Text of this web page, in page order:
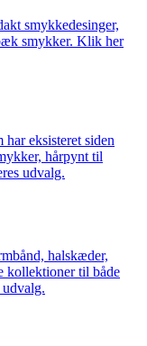
smykkedesinger,
smykker. Klik her
har eksisteret siden
hårpynt til
udvalg.
halskæder,
kollektioner til både